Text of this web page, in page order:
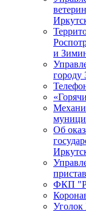
и
городу
Об
ФКП
Уголок